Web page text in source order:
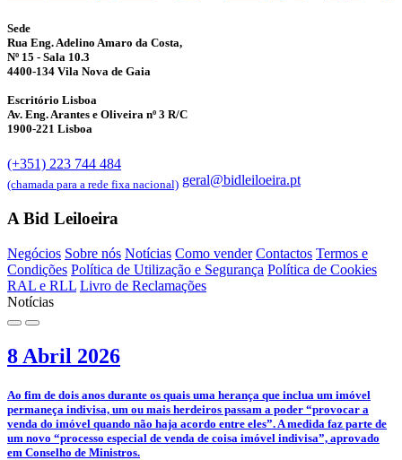
Sede
Rua Eng. Adelino Amaro da Costa,
Nº 15 - Sala 10.3
4400-134 Vila Nova de Gaia
Escritório Lisboa
Av. Eng. Arantes e Oliveira nº 3 R/C
1900-221 Lisboa
(+351) 223 744 484
(chamada para a rede fixa nacional) geral@bidleiloeira.pt
A Bid Leiloeira
Negócios Sobre nós Notícias Como vender Contactos Termos e
Condições Política de Utilização e Segurança Política de Cookies
RAL e RLL Livro de Reclamações
Notícias
8 Abril 2026
­Ao fim de dois anos durante os quais uma herança que inclua um imóvel
permaneça indivisa, um ou mais herdeiros passam a poder “provocar a
venda do imóvel quando não haja acordo entre eles”. A medida faz parte de
um novo “processo especial de venda de coisa imóvel indivisa”, aprovado
em Conselho de Ministros.